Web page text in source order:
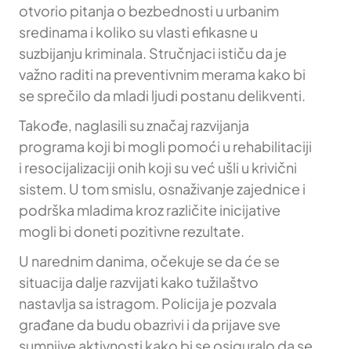
otvorio pitanja o bezbednosti u urbanim
sredinama i koliko su vlasti efikasne u
suzbijanju kriminala. Stručnjaci ističu da je
važno raditi na preventivnim merama kako bi
se sprečilo da mladi ljudi postanu delikventi.
Takođe, naglasili su značaj razvijanja
programa koji bi mogli pomoći u rehabilitaciji
i resocijalizaciji onih koji su već ušli u krivični
sistem. U tom smislu, osnaživanje zajednice i
podrška mladima kroz različite inicijative
mogli bi doneti pozitivne rezultate.
U narednim danima, očekuje se da će se
situacija dalje razvijati kako tužilaštvo
nastavlja sa istragom. Policija je pozvala
građane da budu obazrivi i da prijave sve
sumnjive aktivnosti kako bi se osiguralo da se